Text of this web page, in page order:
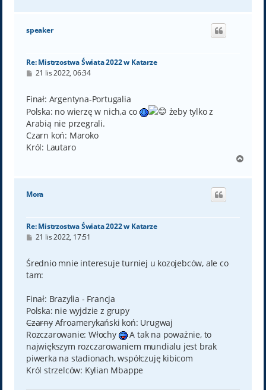
g
speaker
Re: Mistrzostwa Świata 2022 w Katarze
P
t
21 lis 2022, 06:34
Finał: Argentyna-Portugalia
Polska: no wierzę w nich,a co
żeby tylko z
Arabią nie przegrali.
Czarn koń: Maroko
Król: Lautaro
g
Mora
Re: Mistrzostwa Świata 2022 w Katarze
P
t
21 lis 2022, 17:51
Średnio mnie interesuje turniej u kozojebców, ale co
tam:
Finał: Brazylia - Francja
Polska: nie wyjdzie z grupy
CzarnyAfroamerykański koń: Urugwaj
Rozczarowanie: Włochy
A tak na poważnie, to
największym rozczarowaniem mundialu jest brak
piwerka na stadionach, współczuję kibicom
Król strzelców: Kylian Mbappe